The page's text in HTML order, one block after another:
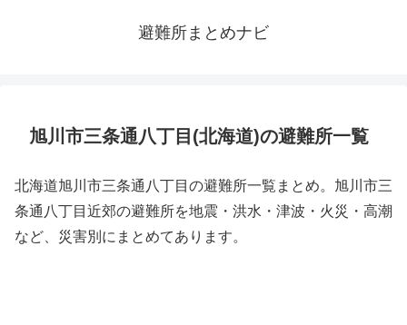
避難所まとめナビ
旭川市三条通八丁目(北海道)の避難所一覧
北海道旭川市三条通八丁目の避難所一覧まとめ。旭川市三
条通八丁目近郊の避難所を地震・洪水・津波・火災・高潮
など、災害別にまとめてあります。